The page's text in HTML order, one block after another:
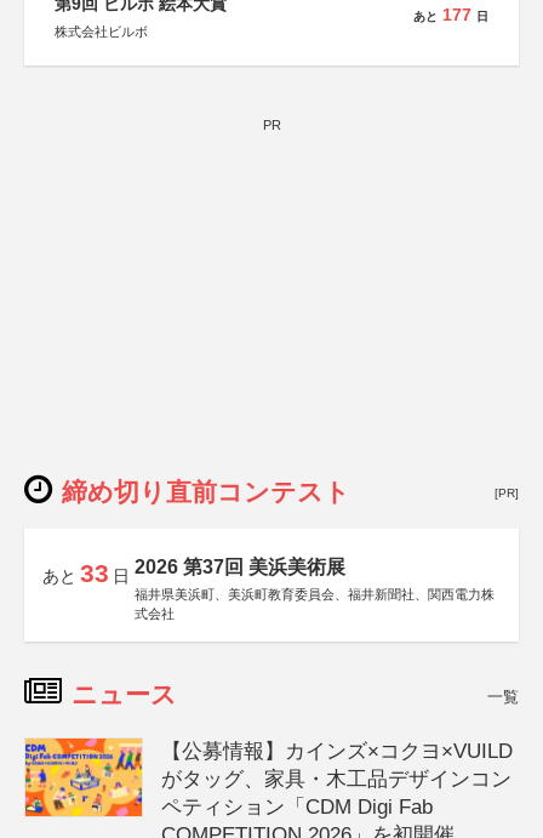
株式会社ビルボ
あと 177 日
PR
締め切り直前コンテスト [PR]
あと 33 日 2026 第37回 美浜美術展
福井県美浜町、美浜町教育委員会、福井新聞社、関西電力株
式会社
ニュース 一覧
【公募情報】カインズ×コクヨ×VUILD
がタッグ、家具・木工品デザインコン
ペティション「CDM Digi Fab